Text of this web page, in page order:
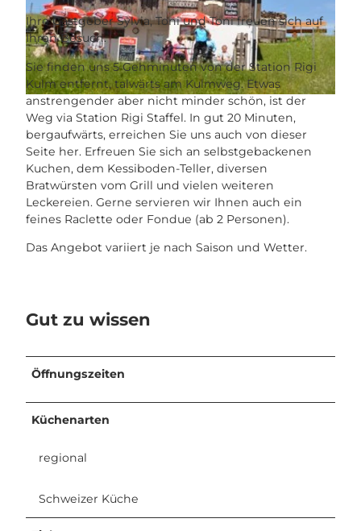
© CC-BY
©CC-BY
Ihre Gastgeber Sylvia, Toni und Toni freuen sich auf
Ihren Besuch.
Sie finden uns 5 Gehminuten von der Station Rigi
Kulm entfernt, talwärts am Kulmweg. Etwas
anstrengender aber nicht minder schön, ist der
Weg via Station Rigi Staffel. In gut 20 Minuten,
bergaufwärts, erreichen Sie uns auch von dieser
Seite her. Erfreuen Sie sich an selbstgebackenen
Kuchen, dem Kessiboden-Teller, diversen
Bratwürsten vom Grill und vielen weiteren
Leckereien. Gerne servieren wir Ihnen auch ein
feines Raclette oder Fondue (ab 2 Personen).
Das Angebot variiert je nach Saison und Wetter.
Gut zu wissen
Öffnungszeiten
Küchenarten
regional
Schweizer Küche